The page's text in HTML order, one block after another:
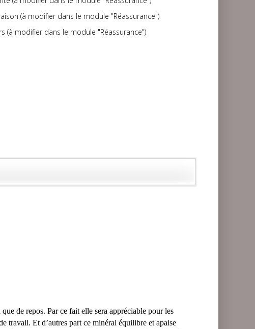
(à modifier dans le module "Réassurance")
(à modifier dans le module "Réassurance")
de repos. Par ce fait elle sera appréciable pour les
travail. Et d’autres part ce minéral équilibre et apaise